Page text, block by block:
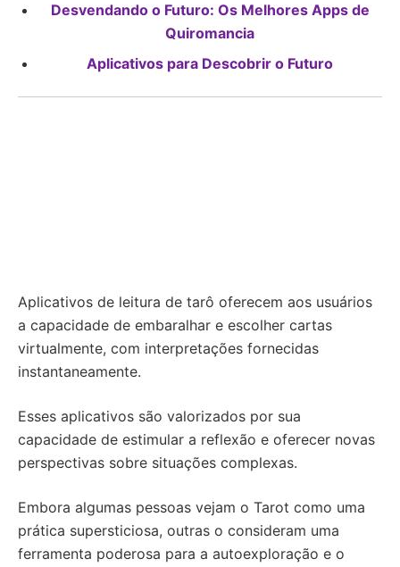
Desvendando o Futuro: Os Melhores Apps de
Quiromancia
Aplicativos para Descobrir o Futuro
Aplicativos de leitura de tarô oferecem aos usuários
a capacidade de embaralhar e escolher cartas
virtualmente, com interpretações fornecidas
instantaneamente.
Esses aplicativos são valorizados por sua
capacidade de estimular a reflexão e oferecer novas
perspectivas sobre situações complexas.
Embora algumas pessoas vejam o Tarot como uma
prática supersticiosa, outras o consideram uma
ferramenta poderosa para a autoexploração e o